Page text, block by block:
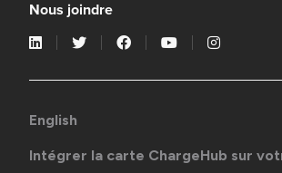
Nous joindre
English
Intégrer la carte ChargeHub sur